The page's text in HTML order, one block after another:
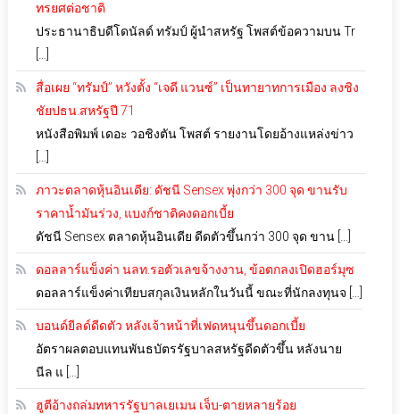
ทรยศต่อชาติ
ประธานาธิบดีโดนัลด์ ทรัมป์ ผู้นำสหรัฐ โพสต์ข้อความบน Tr
สื่อเผย “ทรัมป์” หวังตั้ง “เจดี แวนซ์” เป็นทายาทการเมือง ลงชิง
ชัยปธน.สหรัฐปี 71
หนังสือพิมพ์ เดอะ วอชิงตัน โพสต์ รายงานโดยอ้างแหล่งข่าว
ภาวะตลาดหุ้นอินเดีย: ดัชนี Sensex พุ่งกว่า 300 จุด ขานรับ
ราคาน้ำมันร่วง, แบงก์ชาติคงดอกเบี้ย
ดัชนี Sensex ตลาดหุ้นอินเดีย ดีดตัวขึ้นกว่า 300 จุด ขาน […]
ดอลลาร์แข็งค่า นลท.รอตัวเลขจ้างงาน, ข้อตกลงเปิดฮอร์มุซ
ดอลลาร์แข็งค่าเทียบสกุลเงินหลักในวันนี้ ขณะที่นักลงทุนจ […]
บอนด์ยีลด์ดีดตัว หลังเจ้าหน้าที่เฟดหนุนขึ้นดอกเบี้ย
อัตราผลตอบแทนพันธบัตรรัฐบาลสหรัฐดีดตัวขึ้น หลังนาย
นีล แ […]
ฮูตีอ้างถล่มทหารรัฐบาลเยเมน เจ็บ-ตายหลายร้อย